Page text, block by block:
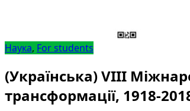
Наука, For students
(Українська) VIІI
трансформації, 1918-